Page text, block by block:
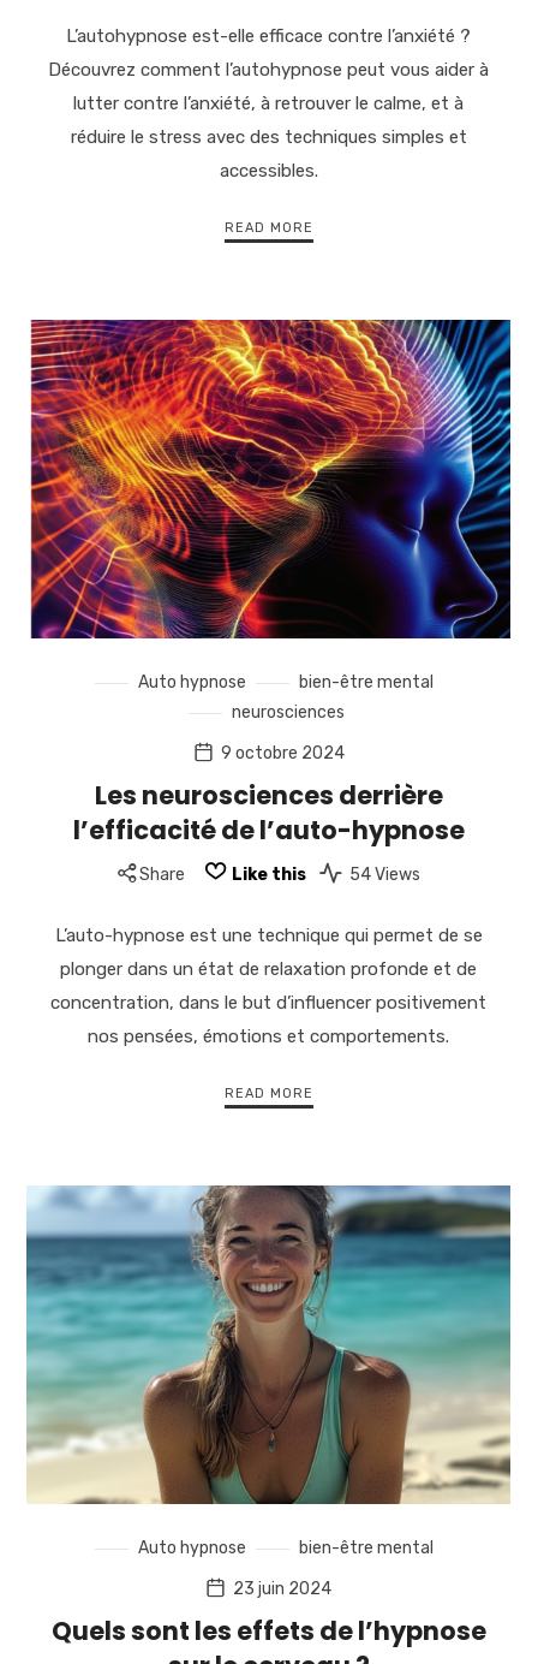
L’autohypnose est-elle efficace contre l’anxiété ?
Découvrez comment l’autohypnose peut vous aider à
lutter contre l’anxiété, à retrouver le calme, et à
réduire le stress avec des techniques simples et
accessibles.
READ MORE
Auto hypnose
bien-être mental
neurosciences
9 octobre 2024
Les neurosciences derrière
l’efficacité de l’auto-hypnose
Share Like this 54 Views
L’auto-hypnose est une technique qui permet de se
plonger dans un état de relaxation profonde et de
concentration, dans le but d’influencer positivement
nos pensées, émotions et comportements.
READ MORE
Auto hypnose
bien-être mental
23 juin 2024
Quels sont les effets de l’hypnose